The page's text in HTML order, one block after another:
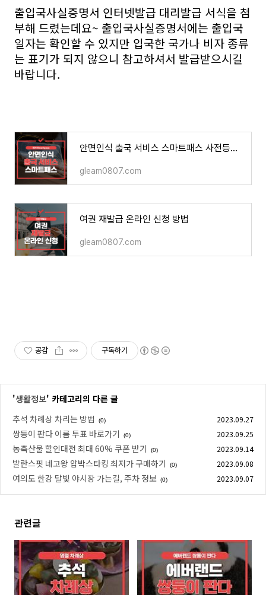
출입국사실증명서 인터넷발급 대리발급 서식을 첨
부해 드렸는데요~ 출입국사실증명서에는 출입국
일자는 확인할 수 있지만 입국한 국가나 비자 종류
는 표기가 되지 않으니 참고하셔서 발급받으시길
바랍니다.
안면인식 출국 서비스 스마트패스 사전등록 하기
gleam0807.com
여권 재발급 온라인 신청 방법
gleam0807.com
공감 구독하기
'생활정보' 카테고리의 다른 글
추석 차례상 차리는 방법
(0) 2023.09.27
쌍둥이 판다 이름 투표 바로가기 (0) 2023.09.25
농축산물 할인대전 최대 60% 쿠폰 받기 (0) 2023.09.14
발란스핏 네고왕 압박스타킹 최저가 구매하기 (0) 2023.09.08
여의도 한강 달빛 야시장 가는길, 주차 정보 (0) 2023.09.07
관련글